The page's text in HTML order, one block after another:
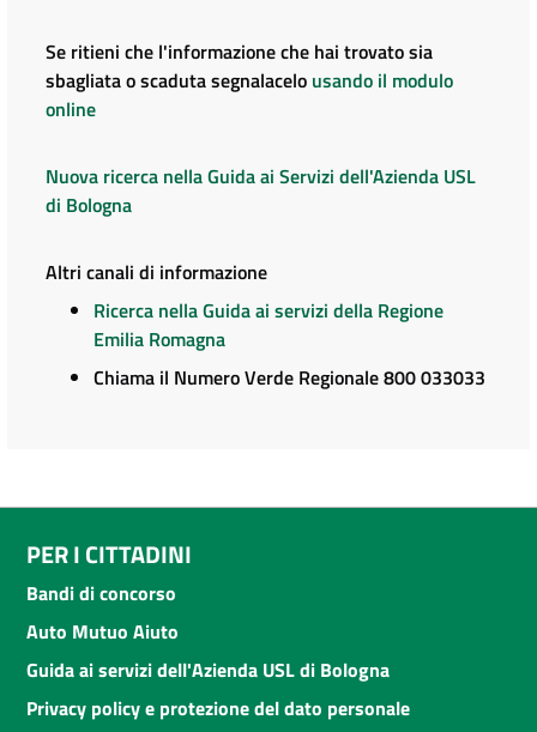
Se ritieni che l'informazione che hai trovato sia
sbagliata o scaduta segnalacelo usando il modulo
online
Nuova ricerca nella Guida ai Servizi dell'Azienda USL
di Bologna
Altri canali di informazione
Ricerca nella Guida ai servizi della Regione
Emilia Romagna
Chiama il Numero Verde Regionale 800 033033
PER I CITTADINI
Bandi di concorso
Auto Mutuo Aiuto
Guida ai servizi dell'Azienda USL di Bologna
Privacy policy e protezione del dato personale